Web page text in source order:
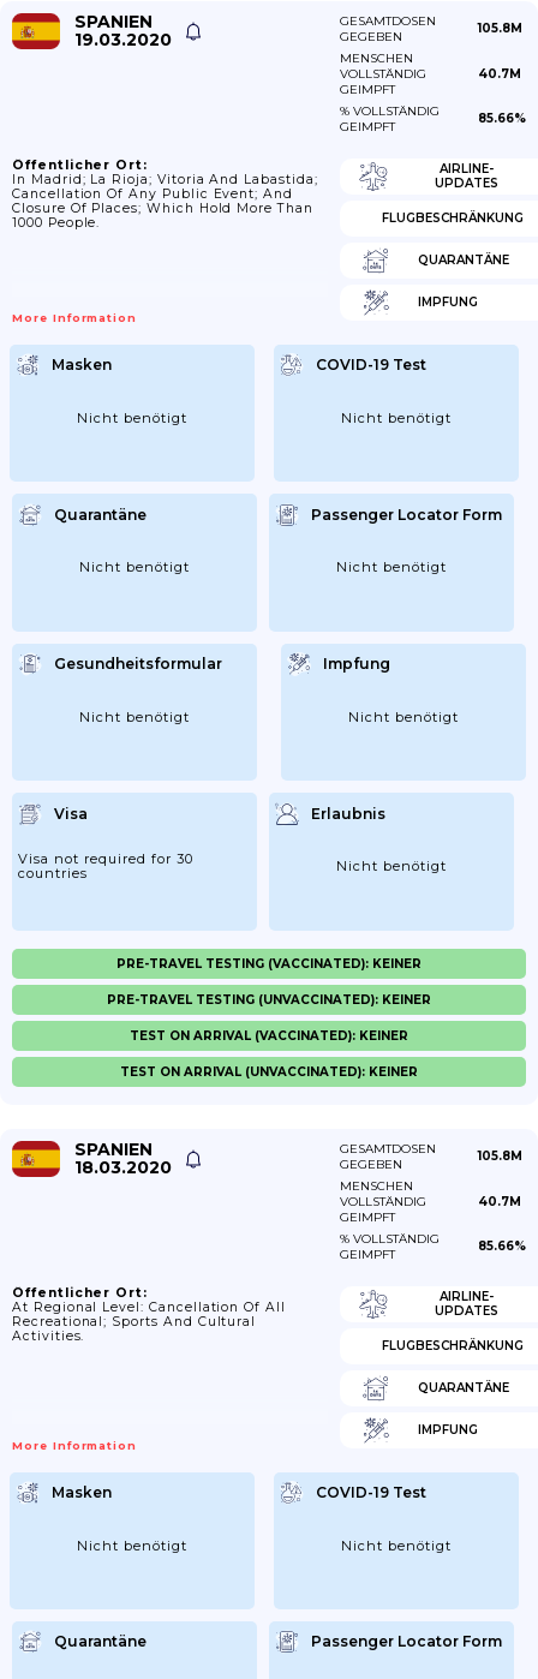
SPANIEN
19.03.2020
GESAMTDOSEN
GEGEBEN
105.8M
MENSCHEN
VOLLSTÄNDIG
GEIMPFT
40.7M
% VOLLSTÄNDIG
GEIMPFT
85.66%
Öffentlicher Ort:
In Madrid; La Rioja; Vitoria And Labastida;
Cancellation Of Any Public Event; And
Closure Of Places; Which Hold More Than
1000 People.
More Information
AIRLINE-
UPDATES
FLUGBESCHRÄNKUNG
QUARANTÄNE
IMPFUNG
Masken
Nicht benötigt
COVID-19 Test
Nicht benötigt
Quarantäne
Nicht benötigt
Passenger Locator Form
Nicht benötigt
Gesundheitsformular
Nicht benötigt
Impfung
Nicht benötigt
Visa
Visa not required for 30
countries
Erlaubnis
Nicht benötigt
PRE-TRAVEL TESTING (VACCINATED): KEINER
PRE-TRAVEL TESTING (UNVACCINATED): KEINER
TEST ON ARRIVAL (VACCINATED): KEINER
TEST ON ARRIVAL (UNVACCINATED): KEINER
SPANIEN
18.03.2020
GESAMTDOSEN
GEGEBEN
105.8M
MENSCHEN
VOLLSTÄNDIG
GEIMPFT
40.7M
% VOLLSTÄNDIG
GEIMPFT
85.66%
Öffentlicher Ort:
At Regional Level: Cancellation Of All
Recreational; Sports And Cultural
Activities.
More Information
AIRLINE-
UPDATES
FLUGBESCHRÄNKUNG
QUARANTÄNE
IMPFUNG
Masken
Nicht benötigt
COVID-19 Test
Nicht benötigt
Quarantäne Passenger Locator Form